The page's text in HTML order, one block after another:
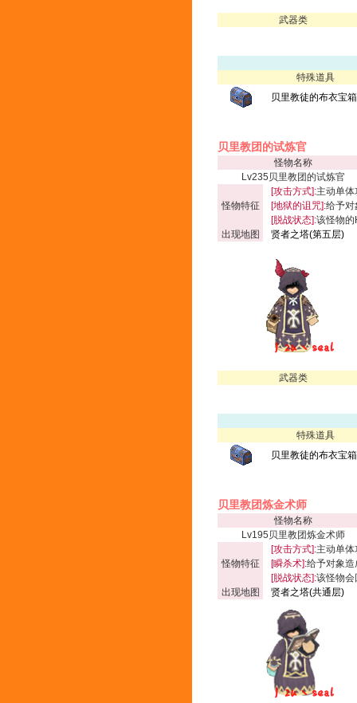
武器类
特殊道具
贝里教徒的布衣宝
贝里教团的试炼官
怪物名称
Lv235贝里教团的试炼官
怪物特征
[攻击方式]:主动单体
[地狱的诅咒]:给予对
[脱战状态]:该怪物
出现地图
贤者之塔(第五层)
武器类
特殊道具
贝里教徒的布衣宝
贝里教团炼金术师
怪物名称
Lv195贝里教团炼金术师
怪物特征
[攻击方式]:主动单体
[瞬杀术]:给予对象
[脱战状态]:该怪物会
出现地图
贤者之塔(共通层)